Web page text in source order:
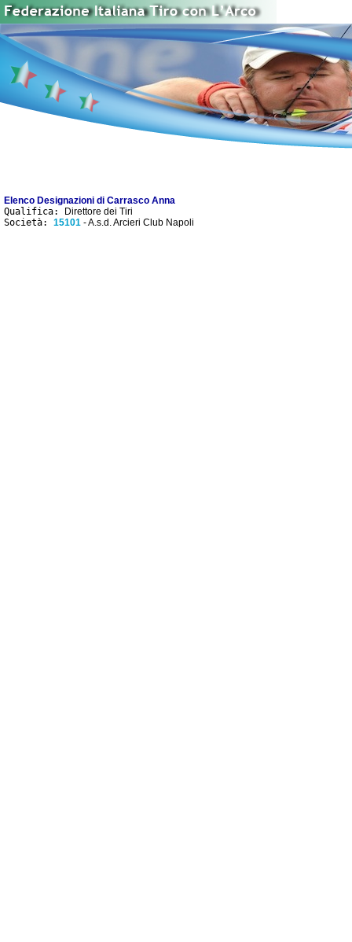
Elenco Designazioni di Carrasco Anna
Qualifica:
Direttore dei Tiri
Società: 15101 - A.s.d. Arcieri Club Napoli